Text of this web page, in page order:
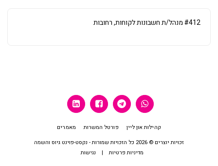
#412 מנהל/ת חשבונות לקוחות, רחובות
קהילות און ליין פורטל המשרות
מאמרים
זכויות יוצרים © 2026 כל הזכויות שמורות -
נקסט-פוינט גיוס והשמה
מדיניות פרטיות| נגישות